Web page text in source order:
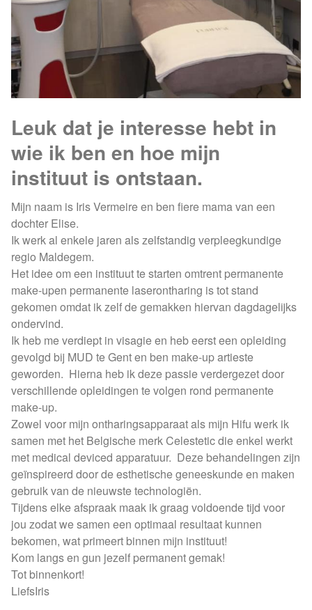
Leuk dat je interesse hebt in
wie ik ben en hoe mijn
instituut is ontstaan.
Mijn naam is Iris Vermeire en ben fiere mama van een
dochter Elise.
Ik werk al enkele jaren als zelfstandig verpleegkundige
regio Maldegem.
Het idee om een instituut te starten omtrent permanente
make-upen permanente laserontharing is tot stand
gekomen omdat ik zelf de gemakken hiervan dagdagelijks
ondervind.
Ik heb me verdiept in visagie en heb eerst een opleiding
gevolgd bij MUD te Gent en ben make-up artieste
geworden. Hierna heb ik deze passie verdergezet door
verschillende opleidingen te volgen rond permanente
make-up.
Zowel voor mijn ontharingsapparaat als mijn Hifu werk ik
samen met het Belgische merk Celestetic die enkel werkt
met medical deviced apparatuur. Deze behandelingen zijn
geïnspireerd door de esthetische geneeskunde en maken
gebruik van de nieuwste technologiën.
Tijdens elke afspraak maak ik graag voldoende tijd voor
jou zodat we samen een optimaal resultaat kunnen
bekomen, wat primeert binnen mijn instituut!
Kom langs en gun jezelf permanent gemak!
Tot binnenkort!
LiefsIris